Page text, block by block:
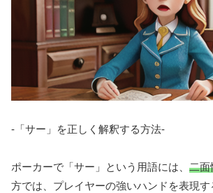
-「サー」を正しく解釈する方法-
ポーカーで「サー」という用語には、 二面
方では、プレイヤーの強いハンドを表現